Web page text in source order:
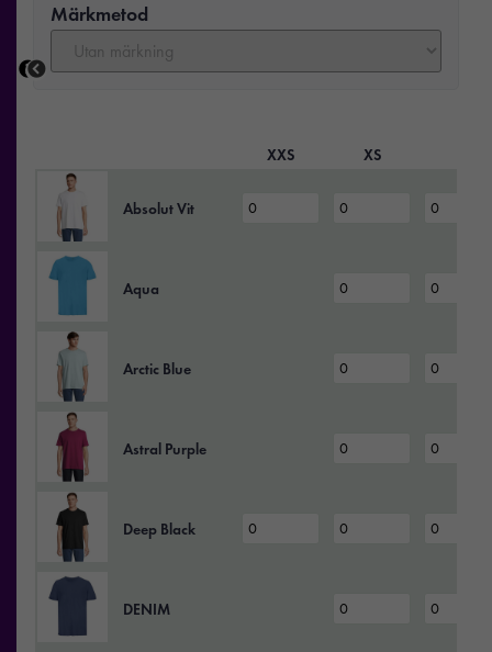
Märkmetod
XXS XS
Absolut Vit
Aqua
Arctic Blue
Astral Purple
Deep Black
DENIM